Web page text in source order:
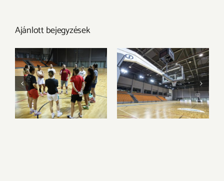
Ajánlott bejegyzések
Megkezdtük a
felkészülést az új
idényre
Az Olimpia
Sportparkba
költözik csapatunk